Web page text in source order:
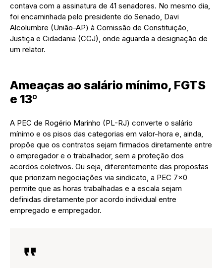
contava com a assinatura de 41 senadores. No mesmo dia,
foi encaminhada pelo presidente do Senado, Davi
Alcolumbre (União-AP) à Comissão de Constituição,
Justiça e Cidadania (CCJ), onde aguarda a designação de
um relator.
Ameaças ao salário mínimo, FGTS
e 13º
A PEC de Rogério Marinho (PL-RJ) converte o salário
mínimo e os pisos das categorias em valor-hora e, ainda,
propõe que os contratos sejam firmados diretamente entre
o empregador e o trabalhador, sem a proteção dos
acordos coletivos. Ou seja, diferentemente das propostas
que priorizam negociações via sindicato, a PEC 7×0
permite que as horas trabalhadas e a escala sejam
definidas diretamente por acordo individual entre
empregado e empregador.